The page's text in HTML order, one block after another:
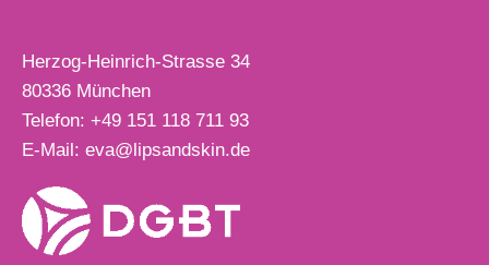
Herzog-Heinrich-Strasse 34
80336 München
Telefon: +49 151 118 711 93
E-Mail: eva@lipsandskin.de